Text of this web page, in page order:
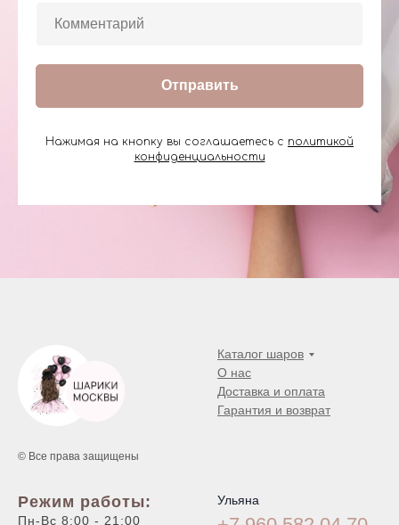
Отправить
Нажимая на кнопку вы соглашаетесь с политикой
конфиденциальности
© Все права защищены
Каталог шаров
О нас
Доставка и оплата
Гарантия и возврат
Режим работы:
Пн-Вс 8:00 - 21:00
Ульяна